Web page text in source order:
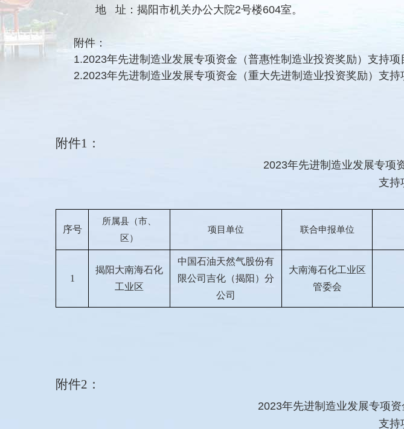
地 址：揭阳市机关办公大院2号楼604室。
附件：
1.2023年先进制造业发展专项资金（普惠性制造业投资奖励）支持项
2.2023年先进制造业发展专项资金（重大先进制造业投资奖励）支持
附件1 ：
2023年先进制造业发展专项
支持
序号
所属县（市、
区）
项目单位 联合申报单位
1
揭阳大南海石化
工业区
中国石油天然气股份有
限公司吉化（揭阳）分
公司
大南海石化工业区
管委会
附件2 ：
2023年先进制造业发展专项
支持